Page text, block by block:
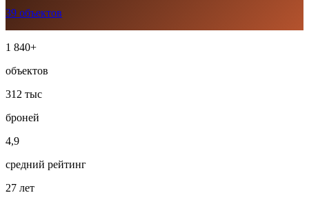
39 объектов
1 840+
объектов
312 тыс
броней
4,9
средний рейтинг
27 лет